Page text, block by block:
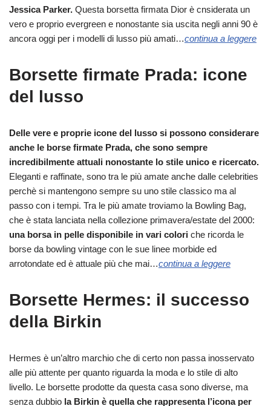
Jessica Parker. Questa borsetta firmata Dior è cnsiderata un
vero e proprio evergreen e nonostante sia uscita negli anni 90 è
ancora oggi per i modelli di lusso più amati…continua a leggere
Borsette firmate Prada: icone
del lusso
Delle vere e proprie icone del lusso si possono considerare
anche le borse firmate Prada, che sono sempre
incredibilmente attuali nonostante lo stile unico e ricercato.
Eleganti e raffinate, sono tra le più amate anche dalle celebrities
perchè si mantengono sempre su uno stile classico ma al
passo con i tempi. Tra le più amate troviamo la Bowling Bag,
che è stata lanciata nella collezione primavera/estate del 2000:
una borsa in pelle disponibile in vari colori che ricorda le
borse da bowling vintage con le sue linee morbide ed
arrotondate ed è attuale più che mai…continua a leggere
Borsette Hermes: il successo
della Birkin
Hermes è un’altro marchio che di certo non passa inosservato
alle più attente per quanto riguarda la moda e lo stile di alto
livello. Le borsette prodotte da questa casa sono diverse, ma
senza dubbio la Birkin è quella che rappresenta l’icona per